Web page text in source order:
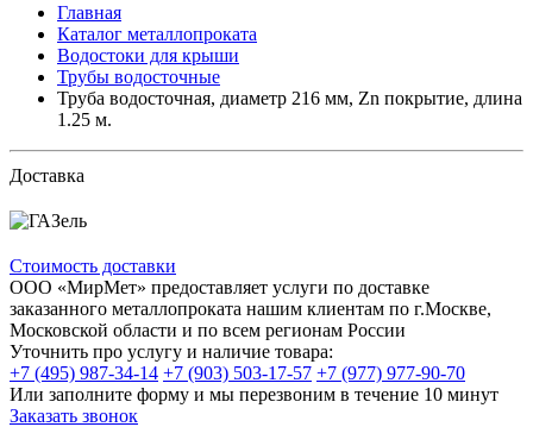
Главная
Каталог металлопроката
Водостоки для крыши
Трубы водосточные
Труба водосточная, диаметр 216 мм, Zn покрытие, длина
1.25 м.
Доставка
Стоимость доставки
ООО «МирМет» предоставляет услуги по доставке
заказанного металлопроката нашим клиентам по г.Москве,
Московской области и по всем регионам России
Уточнить про услугу и наличие товара:
+7 (495) 987-34-14 +7 (903) 503-17-57 +7 (977) 977-90-70
Или заполните форму и мы перезвоним в течение 10 минут
Заказать звонок